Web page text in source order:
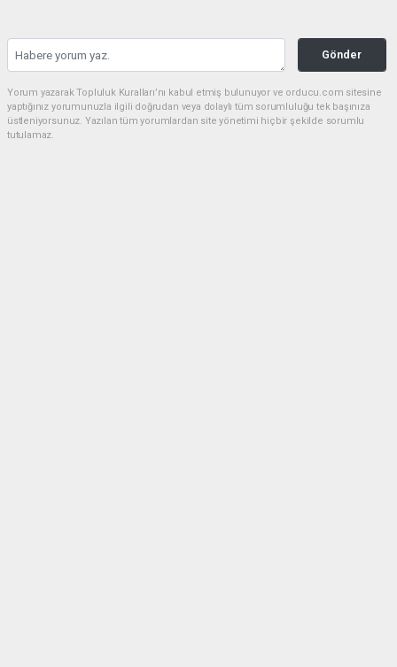
Gönder
Yorum yazarak Topluluk Kuralları’nı kabul etmiş bulunuyor ve orducu.com sitesine
yaptığınız yorumunuzla ilgili doğrudan veya dolaylı tüm sorumluluğu tek başınıza
üstleniyorsunuz. Yazılan tüm yorumlardan site yönetimi hiçbir şekilde sorumlu
tutulamaz.